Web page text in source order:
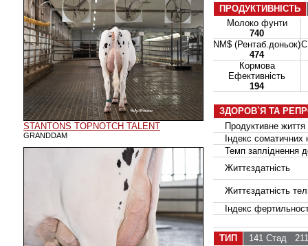
STANTONS TOPNOTCH TALENT
GRANDDAM
ПРОДУКТИВНІСТЬ
Молоко фунти
740
NM$ (Рентаб.доньок)
474
Кормова
Ефективність
194
ЗДОРОВ`Я ТА
Продуктивне життя
Індекс соматичних
Темп запліднення
Життєздатність
Життєздатність
Індекс
ТИП 141 Стад